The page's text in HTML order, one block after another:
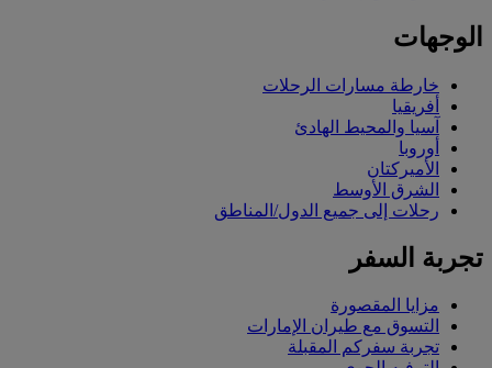
الوجهات
خارطة مسارات الرحلات
أفريقيا
آسيا والمحيط الهادئ
أوروبا
الأميركتان
الشرق الأوسط
رحلات إلى جميع الدول/المناطق
تجربة السفر
مزايا المقصورة
التسوق مع طيران الإمارات
تجربة سفركم المقبلة